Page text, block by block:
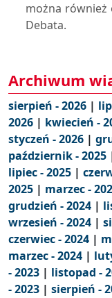
można również
Debata.
Archiwum
sierpień - 2026 |
2026 | kwiecień -
styczeń - 2026 |
październik - 2025
lipiec - 2025 |
2025 | marzec -
grudzień - 2024 |
wrzesień - 2024 |
czerwiec - 2024 |
marzec - 2024 |
- 2023 | listopad -
- 2023 | sierpień -